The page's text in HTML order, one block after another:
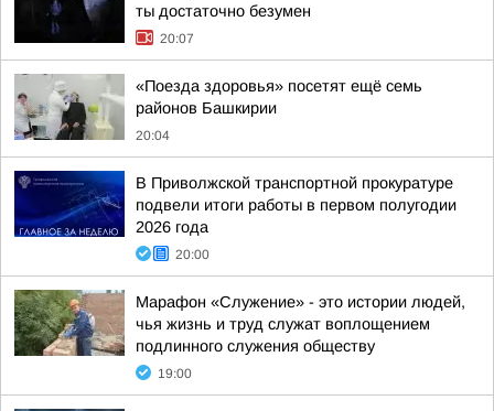
ты достаточно безумен
20:07
«Поезда здоровья» посетят ещё семь
районов Башкирии
20:04
В Приволжской транспортной прокуратуре
подвели итоги работы в первом полугодии
2026 года
20:00
Марафон «Служение» - это истории людей,
чья жизнь и труд служат воплощением
подлинного служения обществу
19:00